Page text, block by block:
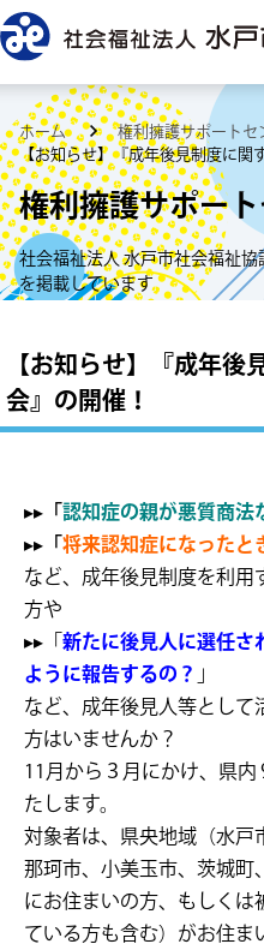
ホーム
権利擁護サポートセ
【お知らせ】『成年後見制度に関
権利擁護サポー
社会福祉法人 水戸市社会福祉
を掲載しています
【お知らせ】『成年
会』の開催！
▸▸ 「認知症の親が悪質商
▸▸ 「将来認知症になった
など、成年後見制度を利用
方や
▸▸「 新たに後見人に選任さ
ように報告するの？」
など、成年後見人等とし
方はいませんか？
11月から３月にかけ、県
たします。
対象者は、県央地域（水戸
那珂市、小美玉市、茨城町
にお住まいの方、もしく
ている方も含む）がお住